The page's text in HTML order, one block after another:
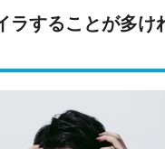
ラすることが多け